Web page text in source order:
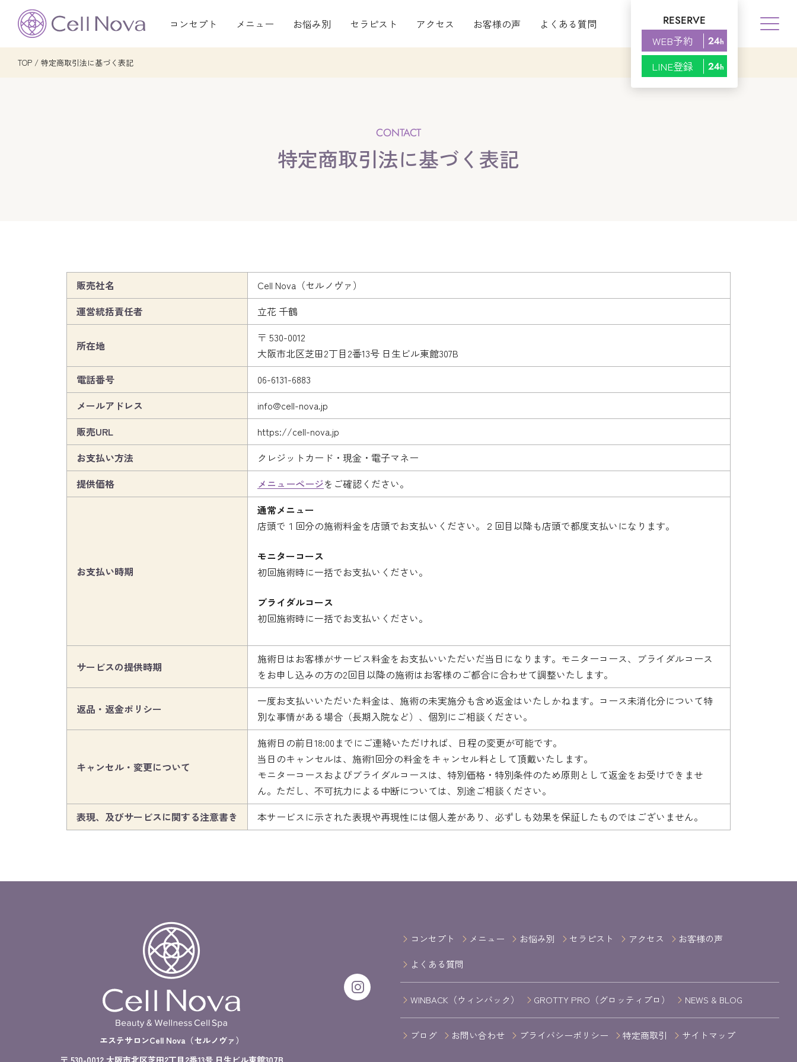
コンセプト メニュー お悩み別 セラピスト アクセス お客様の声 よくある質問 RESERVE
WEB予約
LINE登録
TOP 特定商取引法に基づく表記
特定商取引法に基づく表記
販売社名
Cell Nova（セルノヴァ）
運営統括責任者
立花 千鶴
所在地
〒 530-0012
大阪市北区芝田2丁目2番13号 日生ビル東館307B
電話番号
06-6131-6883
メールアドレス
info@cell-nova.jp
販売URL
https://cell-nova.jp
お支払い方法
クレジットカード・現金・電子マネー
提供価格
メニューページをご確認ください。
お支払い時期
通常メニュー
店頭で１回分の施術料金を店頭でお支払いください。２回目以降も店頭で都度支払いになります。
モニターコース
初回施術時に一括でお支払いください。
ブライダルコース
初回施術時に一括でお支払いください。
サービスの提供時期
施術日はお客様がサービス料金をお支払いいただいだ当日になります。モニターコース、ブライダルコース
をお申し込みの方の2回目以降の施術はお客様のご都合に合わせて調整いたします。
返品・返金ポリシー
一度お支払いいただいた料金は、施術の未実施分も含め返金はいたしかねます。コース未消化分について特
別な事情がある場合（長期入院など）、個別にご相談ください。
キャンセル・変更について
施術日の前日18:00までにご連絡いただければ、日程の変更が可能です。
当日のキャンセルは、施術1回分の料金をキャンセル料として頂戴いたします。
モニターコースおよびブライダルコースは、特別価格・特別条件のため原則として返金をお受けできませ
ん。ただし、不可抗力による中断については、別途ご相談ください。
表現、及びサービスに関する注意書き
本サービスに示された表現や再現性には個人差があり、必ずしも効果を保証したものではございません。
エステサロンCell Nova（セルノヴァ）
〒 530-0012 大阪市北区芝田2丁目2番13号 日生ビル東館307B
コンセプト メニュー お悩み別 セラピスト アクセス お客様の声
よくある質問
WINBACK（ウィンバック） GROTTY PRO（グロッティプロ） NEWS & BLOG
ブログ お問い合わせ プライバシーポリシー 特定商取引 サイトマップ